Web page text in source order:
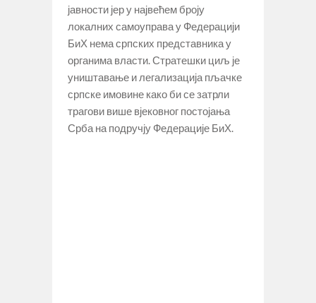
јавности јер у највећем броју
локалних самоуправа у Федерацији
БиХ нема српских представника у
органима власти. Стратешки циљ је
уништавање и легализација пљачке
српске имовине како би се затрли
трагови више вјековног постојања
Срба на подручју Федерације БиХ.